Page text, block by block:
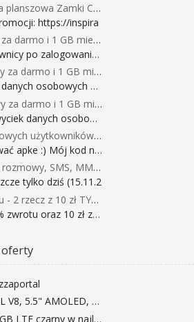
Zamki Caladale za 39zł
https://inspira
i 1 GB miesięcznie
po zalogowaniu do
darmo i 1 GB miesięcznie
osobowych a nieo
darmo i 1 GB miesięcznie
danych osobowych
Google Pay (dawniej Android Pay)
apke :) Mój kod na 40
bez limitu przez 6 miesięcy za darmo za przeniesienie numeru do Play NEXT
tylko dziś (15.11.2
z 10 zł TYLKO DZISIAJ
oraz 10 zł za r
oferty
Homecare AICALL V8, 5.5" AMOLED, 4/128GB, Snapdragon 652, LTE, QC3.0, 3400mAh za 416zł
HTC U Ultra 4/64GB LTE czarny w najlepszej cenie na rynku 799 zł!!!